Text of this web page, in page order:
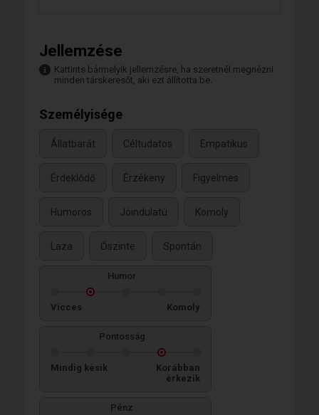
Jellemzése
Kattints bármelyik jellemzésre, ha szeretnél megnézni
minden társkeresőt, aki ezt állította be.
Személyisége
Állatbarát Céltudatos Empatikus
Érdeklődő Érzékeny Figyelmes
Humoros Jóindulatú Komoly
Laza Őszinte Spontán
Humor
Vicces Komoly
Pontosság
Mindig késik
Korábban
érkezik
Pénz